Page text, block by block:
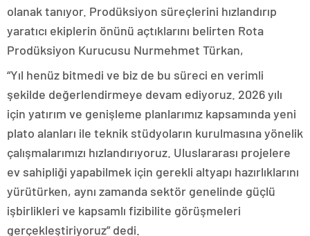
olanak tanıyor. Prodüksiyon süreçlerini hızlandırıp
yaratıcı ekiplerin önünü açtıklarını belirten Rota
Prodüksiyon Kurucusu Nurmehmet Türkan,
“Yıl henüz bitmedi ve biz de bu süreci en verimli
şekilde değerlendirmeye devam ediyoruz. 2026 yılı
için yatırım ve genişleme planlarımız kapsamında yeni
plato alanları ile teknik stüdyoların kurulmasına yönelik
çalışmalarımızı hızlandırıyoruz. Uluslararası projelere
ev sahipliği yapabilmek için gerekli altyapı hazırlıklarını
yürütürken, aynı zamanda sektör genelinde güçlü
işbirlikleri ve kapsamlı fizibilite görüşmeleri
gerçekleştiriyoruz” dedi.